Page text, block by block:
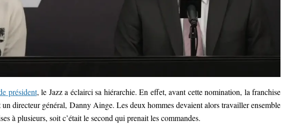
président, le Jazz a éclairci sa hiérarchie. En effet, avant cette nomination, la franchise
directeur général, Danny Ainge. Les deux hommes devaient alors travailler ensemble
à plusieurs, soit c’était le second qui prenait les commandes.